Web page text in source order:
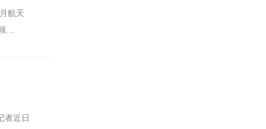
航天
者近日